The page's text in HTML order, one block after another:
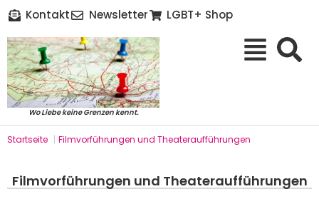
Kontakt Newsletter LGBT+ Shop
Wo Liebe keine Grenzen kennt.
Startseite | Filmvorführungen und Theateraufführungen
Filmvorführungen und Theateraufführungen